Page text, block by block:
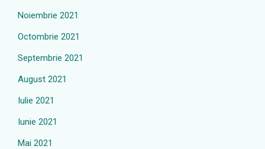
Noiembrie 2021
Octombrie 2021
Septembrie 2021
August 2021
Iulie 2021
Iunie 2021
Mai 2021